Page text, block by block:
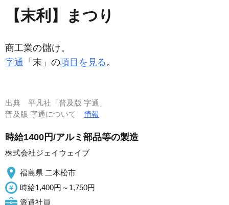
【末利】まつり
商工業の
け。
字通 「末」の項目を見る。
出典 平凡社「普及版 字通」
普及版 字通について情報
時給1400円/アルミ部品等の製造
株式会社ジェイウェイブ
福島県 二本松市
時給1,400円～1,750円
派遣社員